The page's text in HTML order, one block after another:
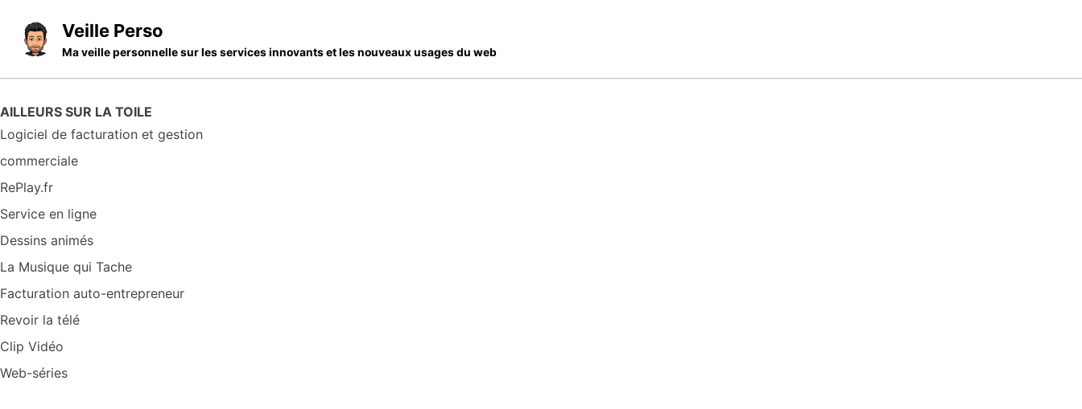
Veille Perso
Ma veille personnelle sur les services innovants et les nouveaux usages du web
AILLEURS SUR LA TOILE
Logiciel de facturation et gestion
commerciale
RePlay.fr
Service en ligne
Dessins animés
La Musique qui Tache
Facturation auto-entrepreneur
Revoir la télé
Clip Vidéo
Web-séries